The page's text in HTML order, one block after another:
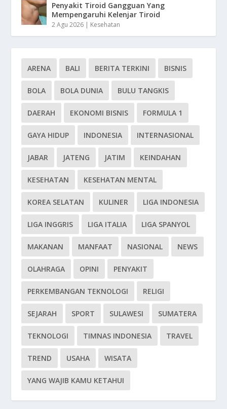
Penyakit Tiroid Gangguan Yang
Mempengaruhi Kelenjar Tiroid
2 Agu 2026 | Kesehatan
ARENA BALI BERITA TERKINI BISNIS
BOLA BOLA DUNIA BULU TANGKIS
DAERAH EKONOMI BISNIS FORMULA 1
GAYA HIDUP INDONESIA INTERNASIONAL
JABAR JATENG JATIM KEINDAHAN
KESEHATAN KESEHATAN MENTAL
KOREA SELATAN KULINER LIGA INDONESIA
LIGA INGGRIS LIGA ITALIA LIGA SPANYOL
MAKANAN MANFAAT NASIONAL NEWS
OLAHRAGA OPINI PENYAKIT
PERKEMBANGAN TEKNOLOGI RELIGI
SEJARAH SPORT SULAWESI SUMATERA
TEKNOLOGI TIMNAS INDONESIA TRAVEL
TREND USAHA WISATA
YANG WAJIB KAMU KETAHUI